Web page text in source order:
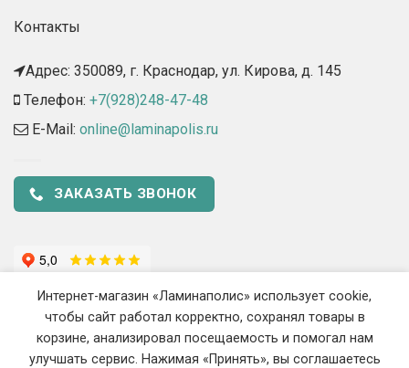
Контакты
Адрес: 350089, г. Краснодар, ул. Кирова, д. 145​
Телефон: +7(928)248-47-48
E-Mail: online@laminapolis.ru
ЗАКАЗАТЬ ЗВОНОК
Интернет-магазин «Ламинаполис» использует cookie,
чтобы сайт работал корректно, сохранял товары в
корзине, анализировал посещаемость и помогал нам
улучшать сервис. Нажимая «Принять», вы соглашаетесь